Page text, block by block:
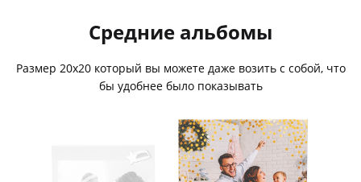
Средние альбомы
Размер 20х20 который вы можете даже возить с собой, что
бы удобнее было показывать